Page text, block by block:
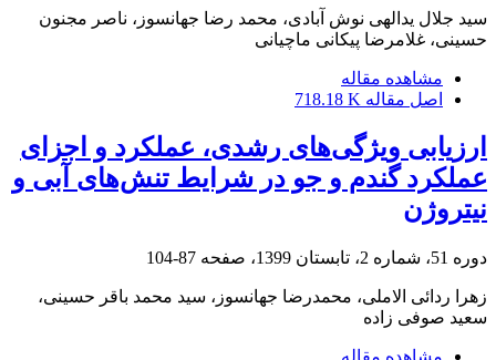
سید جلال یدالهی نوش آبادی، محمد رضا جهانسوز، ناصر مجنون
حسینی، غلامرضا پیکانی ماچیانی
مشاهده مقاله
اصل مقاله 718.18 K
ارزیابی ویژگی‌های رشدی، عملکرد و اجزای
عملکرد گندم و جو در شرایط تنش‌‌های آبی و
نیتروژن
دوره 51، شماره 2، تابستان 1399، صفحه 87-104
زهرا ردائی الاملی، محمدرضا جهانسوز، سید محمد باقر حسینی،
سعید صوفی زاده
مشاهده مقاله